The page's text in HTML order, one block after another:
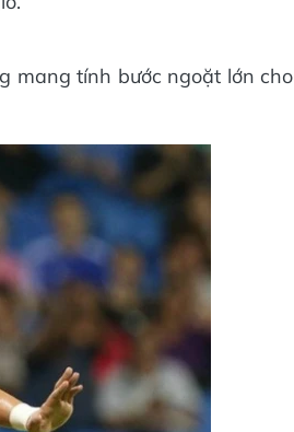
mang tính bước ngoặt lớn cho